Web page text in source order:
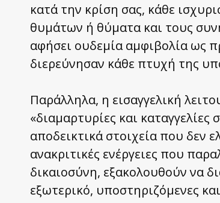
κατά την κρίση σας, κάθε
θυμάτων ή θύματα και τους
αφήσει ουδεμία αμφιβολία ως
διερεύνησαν κάθε πτυχή της
Παράλληλα, η εισαγγελική
«διαμαρτυρίες και
αποδεικτικά στοιχεία που
ανακριτικές ενέργειες που
δικαιοσύνη, εξακολουθούν να
εξωτερικό, υποστηριζόμενες